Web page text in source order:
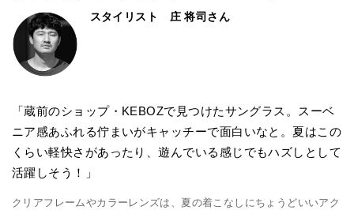
スタイリスト 庄 将司さん
「蔵前のショップ・KEBOZで見つけたサングラス。スーベ
ニア感あふれる佇まいがキャッチーで面白いなと。夏はこの
くらい軽快さがあったり、遊んでいる感じでもハズしとして
活躍しそう！」
クリアフレームやカラーレンズは、夏の着こなしにちょうどいいアク